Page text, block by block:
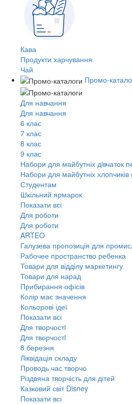
Кава
Продукти харчування
Чай
Промо-
Для навчання
Для навчання
6 клас
7 клас
8 клас
9 клас
Набори для майбутніх дiвчаток
Набори для майбутніх хлопчиків
Студентам
Шкільний ярмарок
Показати всі
Для роботи
Для роботи
ARTEO
Галузева пропозиція для
Рабочее пространство ребенка
Товари для відділу маркетингу
Товари для нарад
Прибирання офісів
Колір має значення
Кольорові ідеї
Показати всі
Для творчостi
Для творчостi
8 березня
Ліквідація складу
Проводь час творчо
Різдвяна творчість для дітей
Казковий світ Disney
Показати всі